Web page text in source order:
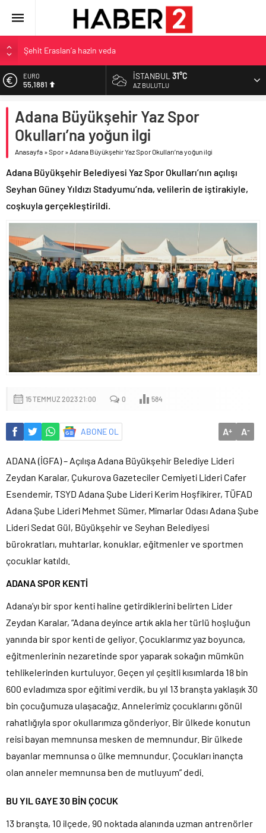
Şehit Eraslan’a hazin veda
Toprak Razgatlıoğlu Çekya’da ikinci oldu
Malatya’da Bakırcılar Çarşısı’na ilk kazma
İzmit Belediyesi’nden Tepeköy’de asfalt mesaisi
EURO
55,1881
6.660,55
BİST
13.779,39
47,7111
İSTANBUL31°C
AZ BULUTLU
Adana Büyükşehir Yaz Spor
Okulları’na yoğun ilgi
Anasayfa »Spor »Adana Büyükşehir Yaz Spor Okulları’na yoğun ilgi
Adana Büyükşehir Belediyesi Yaz Spor Okulları’nın açılışı
Seyhan Güney Yıldızı Stadyumu’nda, velilerin de iştirakiyle,
coşkuyla gerçekleştirildi.
15 TEMMUZ 2023 21:00 0 584
ABONE OL A+ A-
ADANA (İGFA) – Açılışa Adana Büyükşehir Belediye Lideri
Zeydan Karalar, Çukurova Gazeteciler Cemiyeti Lideri Cafer
Esendemir, TSYD Adana Şube Lideri Kerim Hoşfikirer, TÜFAD
Adana Şube Lideri Mehmet Sümer, Mimarlar Odası Adana Şube
Lideri Sedat Gül, Büyükşehir ve Seyhan Belediyesi
bürokratları, muhtarlar, konuklar, eğitmenler ve sportmen
çocuklar katıldı.
ADANA SPOR KENTİ
Adana’yı bir spor kenti haline getirdiklerini belirten Lider
Zeydan Karalar, “Adana deyince artık akla her türlü hoşluğun
yanında bir spor kenti de geliyor. Çocuklarımız yaz boyunca,
eğitmenlerinin nezaretinde spor yaparak sokağın mümkün
tehlikelerinden kurtuluyor. Geçen yıl çeşitli kısımlarda 18 bin
600 evladımıza spor eğitimi verdik, bu yıl 13 branşta yaklaşık 30
bin çocuğumuza ulaşacağız. Annelerimiz çocuklarını gönül
rahatlığıyla spor okullarımıza gönderiyor. Bir ülkede konutun
reisi bayan memnunsa mesken de memnundur. Bir ülkede
bayanlar memnunsa o ülke memnundur. Çocukları inançta
olan anneler memnunsa ben de mutluyum” dedi.
BU YIL GAYE 30 BİN ÇOCUK
13 branşta, 10 ilçede, 90 noktada alanında uzman antrenörler